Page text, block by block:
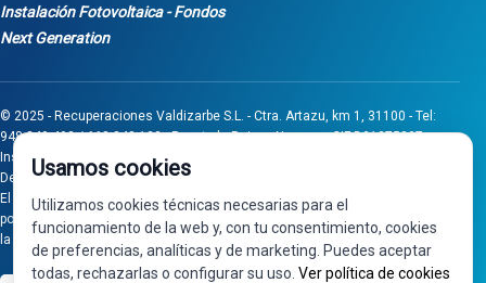
Instalación Fotovoltaica - Fondos
Next Generation
© 2025 - Recuperaciones Valdizarbe S.L. - Ctra. Artazu, km 1, 31100 - Tel:
948 340 498 / 668 848 123 - Puente la Reina - Navarra - CIF B31275837.
Inscrita en el Registro Mercantil de Navarra, Tomo 32, Folio 75, Hoja 525.
Desarrollado porSeintosoft
El proyecto de inversión "0011-0558-2024-000008" ha sido subvencionado
por Gobierno de Navarra al amparo de la convocatoria de 2024 de Ayudas a
la inversión en pymes industriales
Usamos cookies
Utilizamos cookies técnicas necesarias para el
funcionamiento de la web y, con tu consentimiento, cookies
de preferencias, analíticas y de marketing. Puedes aceptar
todas, rechazarlas o configurar su uso. Ver política de cookies